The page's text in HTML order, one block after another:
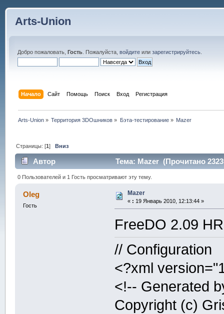
Arts-Union
Добро пожаловать, Гость. Пожалуйста, войдитеили зарегистрируйтесь.
Начало Сайт Помощь Поиск Вход Регистрация
Arts-Union » Территория 3DOшников » Бэта-тестирование» Mazer
Страницы: [1]Вниз
Автор Тема: Mazer (Прочитано
0 Пользователей и 1 Гость просматривают эту тему.
Oleg
Гость
Mazer
« : 19 Январь 2010, 12:13:44 »
FreeDO 2.09 HR
// Configuration
<?xml
<!-- Generated
Copyright (c)